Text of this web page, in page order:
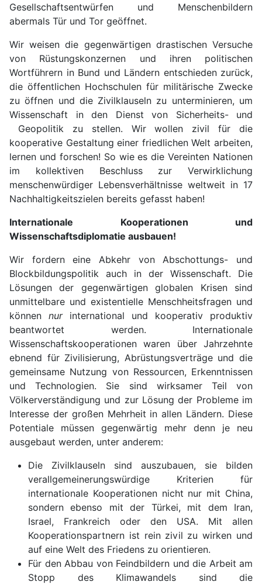
Gesellschaftsentwürfen und Menschenbildern
abermals Tür und Tor geöffnet.
Wir weisen die gegenwärtigen drastischen Versuche
von Rüstungskonzernen und ihren politischen
Wortführern in Bund und Ländern entschieden zurück,
die öffentlichen Hochschulen für militärische Zwecke
zu öffnen und die Zivilklauseln zu unterminieren, um
Wissenschaft in den Dienst von Sicherheits- und
Geopolitik zu stellen. Wir wollen zivil für die
kooperative Gestaltung einer friedlichen Welt arbeiten,
lernen und forschen! So wie es die Vereinten Nationen
im kollektiven Beschluss zur Verwirklichung
menschenwürdiger Lebensverhältnisse weltweit in 17
Nachhaltigkeitszielen bereits gefasst haben!
Internationale Kooperationen und
Wissenschaftsdiplomatie ausbauen!
Wir fordern eine Abkehr von Abschottungs- und
Blockbildungspolitik auch in der Wissenschaft. Die
Lösungen der gegenwärtigen globalen Krisen sind
unmittelbare und existentielle Menschheitsfragen und
können nurinternational und kooperativ produktiv
beantwortet werden. Internationale
Wissenschaftskooperationen waren über Jahrzehnte
ebnend für Zivilisierung, Abrüstungsverträge und die
gemeinsame Nutzung von Ressourcen, Erkenntnissen
und Technologien. Sie sind wirksamer Teil von
Völkerverständigung und zur Lösung der Probleme im
Interesse der großen Mehrheit in allen Ländern. Diese
Potentiale müssen gegenwärtig mehr denn je neu
ausgebaut werden, unter anderem:
Die Zivilklauseln sind auszubauen, sie bilden
verallgemeinerungswürdige Kriterien für
internationale Kooperationen nicht nur mit China,
sondern ebenso mit der Türkei, mit dem Iran,
Israel, Frankreich oder den USA. Mit allen
Kooperationspartnern ist rein zivil zu wirken und
auf eine Welt des Friedens zu orientieren.
Für den Abbau von Feindbildern und die Arbeit am
Stopp des Klimawandels sind die